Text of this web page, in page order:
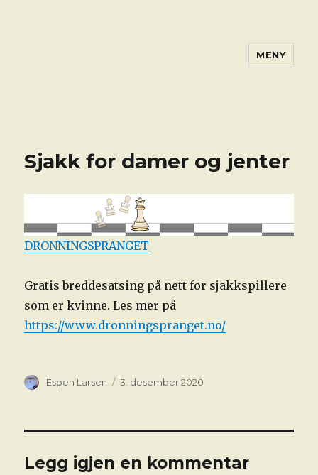
MENY
Sjakk for damer og jenter
DRONNINGSPRANGET
Gratis breddesatsing på nett for sjakkspillere
som er kvinne. Les mer på
https://www.dronningspranget.no/
Forfatter
Espen Larsen Publisert
3. desember 2020
Legg igjen en kommentar